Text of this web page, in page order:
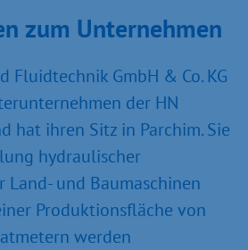
zum Unternehmen
Fluidtechnik GmbH & Co. KG
der HN
hat ihren Sitz in Parchim. Sie
hydraulischer
Land- und Baumaschinen
Produktionsfläche von
werden